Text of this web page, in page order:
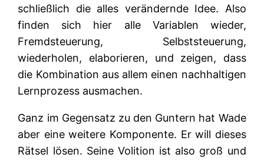
schließlich die alles verändernde Idee. Also
finden sich hier alle Variablen wieder,
Fremdsteuerung, Selbststeuerung,
wiederholen, elaborieren, und zeigen, dass
die Kombination aus allem einen nachhaltigen
Lernprozess ausmachen.
Ganz im Gegensatz zu den Guntern hat Wade
aber eine weitere Komponente. Er will dieses
Rätsel lösen. Seine Volition ist also groß und